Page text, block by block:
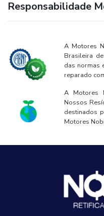
Responsabilidade
A Motores
Brasileira
das normas
reparado
A Motores
Nossos
destinados
Motores